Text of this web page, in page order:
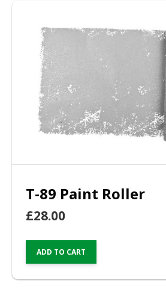
T-89 Paint Roller
£28.00
ADD TO CART